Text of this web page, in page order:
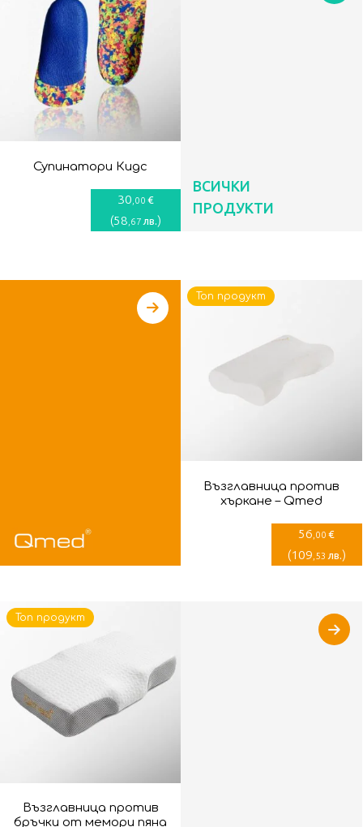
Супинатори Кидс
30 ,00 €
(58 ,67 лв.)
ВСИЧКИ
ПРОДУКТИ
Възглавница против
хъркане – Qmed
56 ,00 €
(109 ,53 лв.)
Топ продукт
Възглавница против
бръчки от мемори пяна
Топ продукт